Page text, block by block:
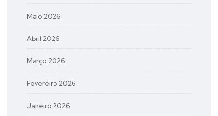
Maio 2026
Abril 2026
Março 2026
Fevereiro 2026
Janeiro 2026